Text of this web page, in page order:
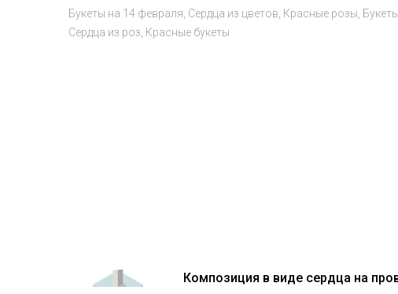
Букеты на 14 февраля Сердца из цветов Красные розы
Сердца из роз Красные букеты
Композиция в виде сердца на